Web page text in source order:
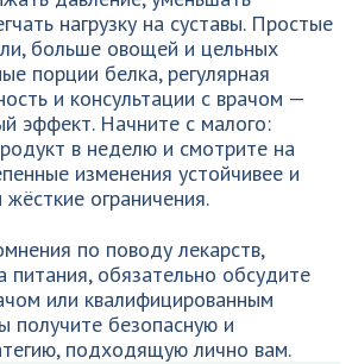
нагрузку на суставы. Простые
больше овощей и цельных
порции белка, регулярная
и консультации с врачом —
эффект. Начните с малого:
в неделю и смотрите на
изменения устойчивее и
ограничения.
по поводу лекарств,
питания, обязательно обсудите
или квалифицированным
получите безопасную и
подходящую лично вам.